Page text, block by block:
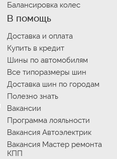
Балансировка колес
В помощь
Доставка и оплата
Купить в кредит
Шины по автомобилям
Все типоразмеры шин
Доставка шин по городам
Полезно знать
Вакансии
Программа лояльности
Вакансия Автоэлектрик
Вакансия Мастер ремонта
КПП